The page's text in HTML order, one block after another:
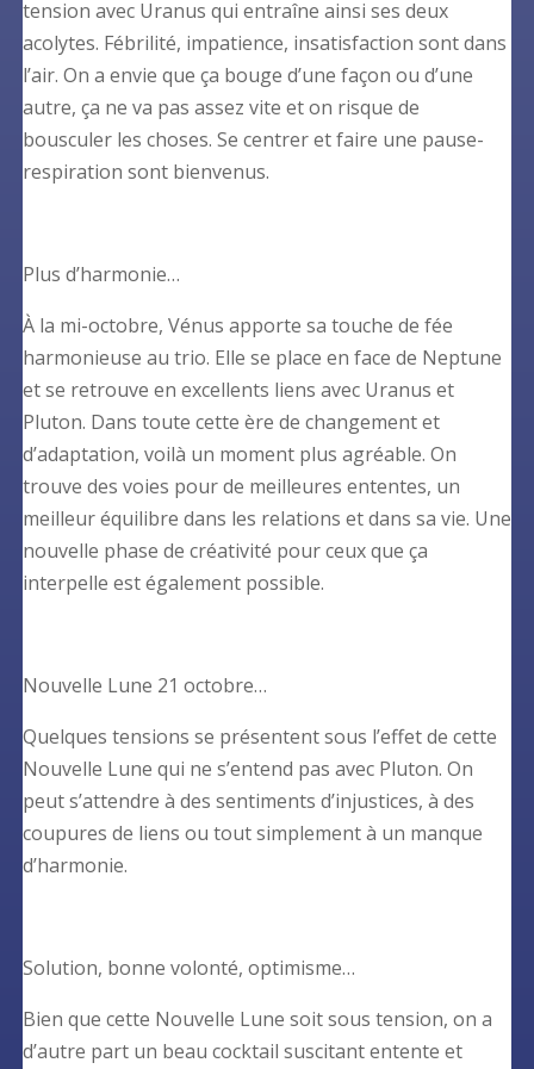
tension avec Uranus qui entraîne ainsi ses deux
acolytes. Fébrilité, impatience, insatisfaction sont dans
l’air. On a envie que ça bouge d’une façon ou d’une
autre, ça ne va pas assez vite et on risque de
bousculer les choses. Se centrer et faire une pause-
respiration sont bienvenus.
Plus d’harmonie…
À la mi-octobre, Vénus apporte sa touche de fée
harmonieuse au trio. Elle se place en face de Neptune
et se retrouve en excellents liens avec Uranus et
Pluton. Dans toute cette ère de changement et
d’adaptation, voilà un moment plus agréable. On
trouve des voies pour de meilleures ententes, un
meilleur équilibre dans les relations et dans sa vie. Une
nouvelle phase de créativité pour ceux que ça
interpelle est également possible.
Nouvelle Lune 21 octobre…
Quelques tensions se présentent sous l’effet de cette
Nouvelle Lune qui ne s’entend pas avec Pluton. On
peut s’attendre à des sentiments d’injustices, à des
coupures de liens ou tout simplement à un manque
d’harmonie.
Solution, bonne volonté, optimisme…
Bien que cette Nouvelle Lune soit sous tension, on a
d’autre part un beau cocktail suscitant entente et